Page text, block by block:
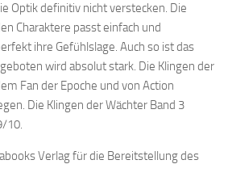
Optik definitiv nicht verstecken. Die
Charaktere passt einfach und
ihre Gefühlslage. Auch so ist das
wird absolut stark. Die Klingen der
Fan der Epoche und von Action
Die Klingen der Wächter Band 3
10.
Verlag für die Bereitstellung des